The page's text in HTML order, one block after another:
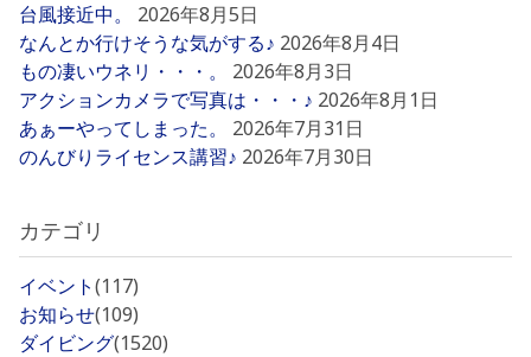
台風接近中。
2026年8月5日
なんとか行けそうな気がする♪ 2026年8月4日
もの凄いウネリ・・・。
2026年8月3日
アクションカメラで写真は・・・♪ 2026年8月1日
あぁーやってしまった。
2026年7月31日
のんびりライセンス講習♪ 2026年7月30日
カテゴリ
イベント(117)
お知らせ(109)
ダイビング(1520)